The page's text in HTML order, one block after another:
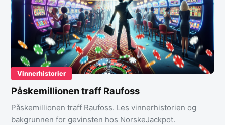
Vinnerhistorier
Påskemillionen traff Raufoss
Påskemillionen traff Raufoss. Les vinnerhistorien og
bakgrunnen for gevinsten hos NorskeJackpot.